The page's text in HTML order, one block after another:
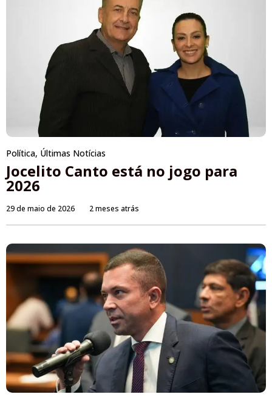
Política, Últimas Notícias
Jocelito Canto está no jogo para
2026
29 de maio de 2026 2 meses atrás